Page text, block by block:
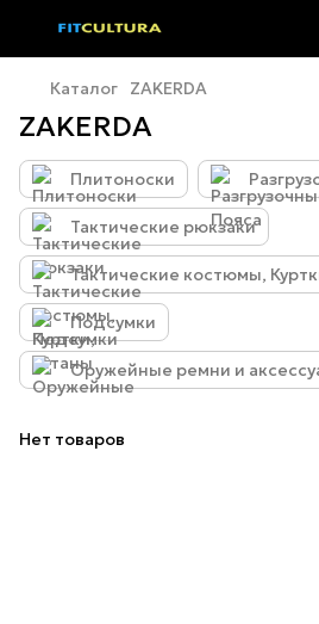
Каталог ZAKERDA
ZAKERDA
Плитоноски
Тактические рюкзаки
Тактические костюмы,
Подсумки
Оружейные ремни и
Нет товаров